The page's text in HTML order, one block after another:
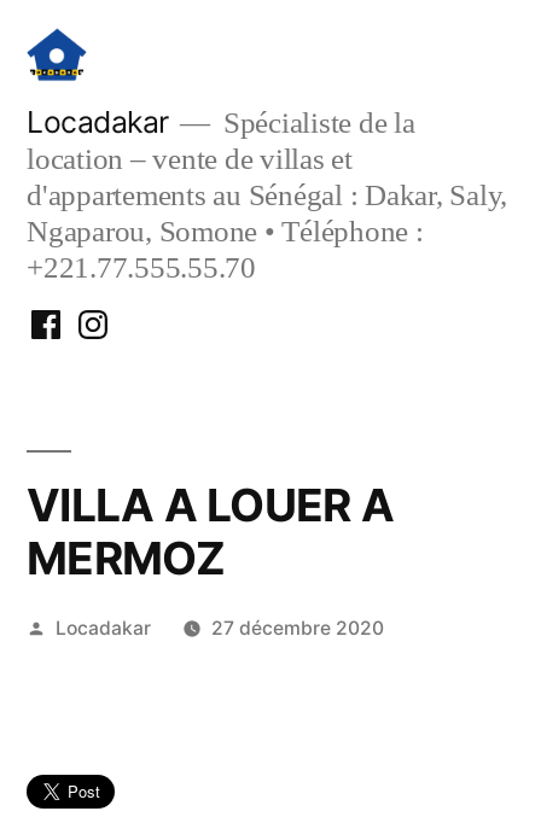
contenu
Locadakar
Spécialiste de la
location – vente de villas et
d'appartements au Sénégal : Dakar, Saly,
Ngaparou, Somone • Téléphone :
+221.77.555.55.70
FacebookInstagram
VILLA A LOUER A
MERMOZ
Publié
Locadakar 27 décembre 2020